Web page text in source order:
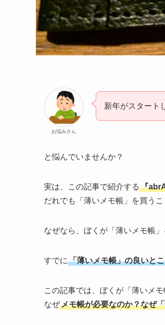
お悩みさん
新年がスタート
と悩んでいませんか？
実は、この記事で紹介する 『
だれでも「薄いメモ帳」を買う
なぜなら、ぼくが「薄いメモ帳
すでに 「薄いメモ帳」の良いと
この記事では、ぼくが「薄いメ
なぜメモ帳が必要なのか？なぜ